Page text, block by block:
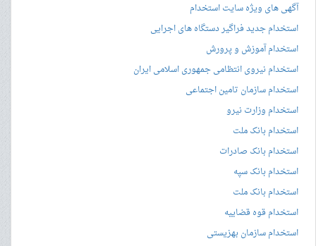
آگهی های ویژه سایت استخدام
استخدام جدید فراگیر دستگاه های اجرایی
استخدام آموزش و پرورش
استخدام نیروی انتظامی جمهوری اسلامی ایران
استخدام سازمان تامین اجتماعی
استخدام وزارت نیرو
استخدام بانک ملت
استخدام بانک صادرات
استخدام بانک سپه
استخدام بانک ملت
استخدام قوه قضاییه
استخدام سازمان بهزیستی